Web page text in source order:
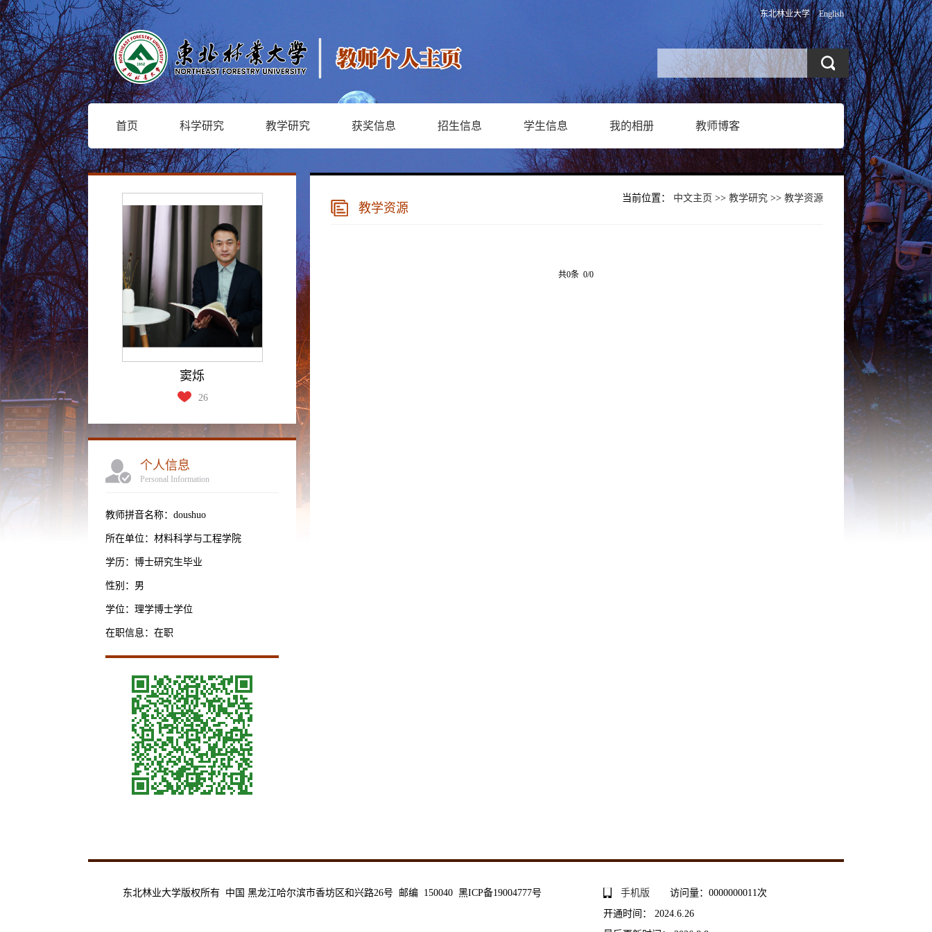
东北林业大学 English
首页 科学研究 教学研究 获奖信息 招生信息 学生信息 我的相册 教师博客
窦烁
26
个人信息
Personal Information
教师拼音名称：doushuo
所在单位：材料科学与工程学院
学历：博士研究生毕业
性别：男
学位：理学博士学位
在职信息：在职
教学资源
当前位置： 中文主页 >> 教学研究 >> 教学资源
共0条 0/0
东北林业大学版权所有 中国 黑龙江哈尔滨市香坊区和兴路26号 邮编 150040 黑ICP备19004777号 手机版 访问量： 0000000011次
开通时间： 2024.6.26